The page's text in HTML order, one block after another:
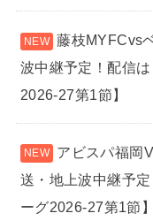
藤枝MYFCvs
波中継予定！配信
2026-27第1節】
アビスパ福岡
送・地上波中継予
ーグ2026-27第1節】